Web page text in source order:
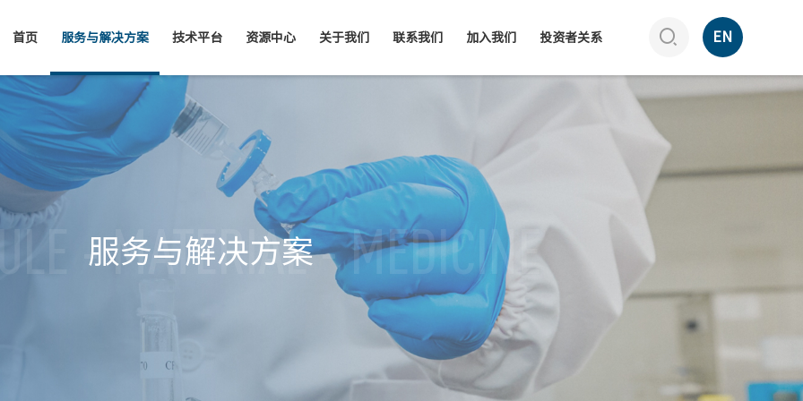
首页 服务与解决方案 技术平台 资源中心 关于我们 联系我们 加入我们 投资者关系  EN
- MATERIAL - MEDICINE
服务与解决方案